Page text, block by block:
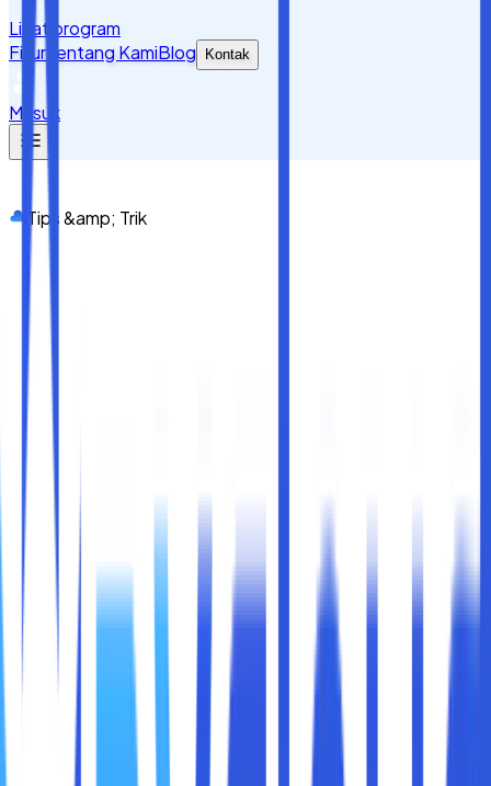
Lihat program
Fitur Tentang KamiBlog Kontak
Masuk
Tips &amp; Trik